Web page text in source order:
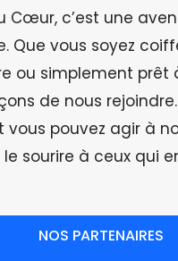
Cœur, c’est une
Que vous soyez
ou simplement prêt
de nous
vous pouvez agir à
sourire à ceux qui
NOS PARTENAIRES